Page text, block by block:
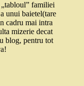
familiei
unui baietel(tare
cadru mai intra
mizerie decat
blog, pentru tot